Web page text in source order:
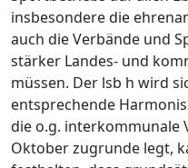
insbesondere die
auch die Verbände und
stärker Landes- und
müssen. Der lsb h wird
entsprechende
die o.g. interkommunale
Oktober zugrunde legt,